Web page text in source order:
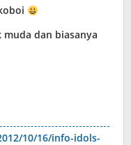
dan biasanya
10/16/info-idols-